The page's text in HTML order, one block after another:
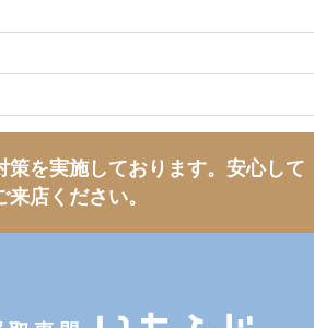
を実施しております。 安心して
来店ください。